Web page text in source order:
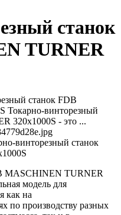
станок
TURNER
станок FDB
Токарно-винторезный
320х1000S - это ...
винторезный станок
MASCHINEN TURNER
модель для
как на
по производству разных